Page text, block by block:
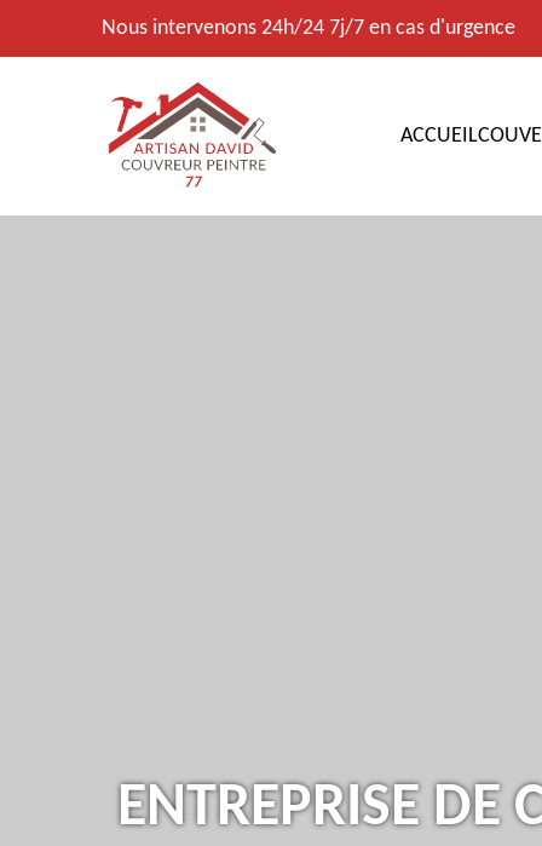
Nous intervenons 24h/24 7j/7 en cas d'urgence
ACCUEIL
ENTREPRISE DE